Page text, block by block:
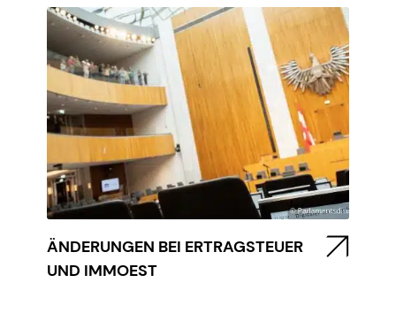
ÄNDERUNGEN BEI ERTRAGSTEUER
UND IMMOEST